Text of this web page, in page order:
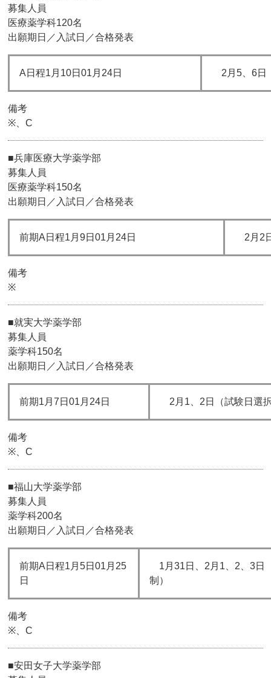
募集人員
医療薬学科120名
出願期日／入試日／合格発表
A日程1月10日01月24日 2月5、6日
備考
※、C
■兵庫医療大学薬学部
募集人員
医療薬学科150名
出願期日／入試日／合格発表
前期A日程1月9日01月24日 2月2
備考
※
■就実大学薬学部
募集人員
薬学科150名
出願期日／入試日／合格発表
前期1月7日01月24日 2月1、2日（試験日選
備考
※、C
■福山大学薬学部
募集人員
薬学科200名
出願期日／入試日／合格発表
前期A日程1月5日01月25
日
1月31日、2月1、2、3日
制）
備考
※、C
■安田女子大学薬学部